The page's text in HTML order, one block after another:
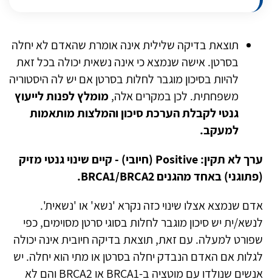
תוצאת בדיקה שלילית אינה אומרת שהאדם לא יחלה
בסרטן. אישה שנמצא כי אינה נשאית יכולה בכל זאת
להיות בסיכון מוגבר לחלות בסרטן אם יש לה היסטוריה
משפחתית. לכן במקרים אלה, מומלץ לפנות לייעוץ
גנטי לקבלת הערכת סיכון והמלצות מותאמות
למעקב.
ערך לא תקין:Positive (חיובי) - קיים שינוי גנטי מזיק
(פתוגני) באחד מהגניםBRCA1/BRCA2
.
אדם שנמצא אצלו שינוי כזה נקרא 'נשא' או 'נשאית'.
לנשא/ית יש סיכון מוגבר לחלות בסוגי סרטן מסוימים, כפי
שפורט למעלה. עם זאת, תוצאת בדיקה חיובית אינה יכולה
לגלות אם האדם הנבדק יחלה בסרטן או מתי הוא יחלה. יש
אנשים שנולדו עם מוטציה ב-BRCA1או BRCA2והם לא